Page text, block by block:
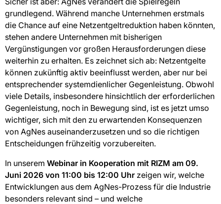
grundlegend. Während manche Unternehmen erstmals
die Chance auf eine Netzentgeltreduktion haben könnten,
stehen andere Unternehmen mit bisherigen
Vergünstigungen vor großen Herausforderungen diese
weiterhin zu erhalten. Es zeichnet sich ab: Netzentgelte
können zukünftig aktiv beeinflusst werden, aber nur bei
entsprechender systemdienlicher Gegenleistung. Obwohl
viele Details, insbesondere hinsichtlich der erforderlichen
Gegenleistung, noch in Bewegung sind, ist es jetzt umso
wichtiger, sich mit den zu erwartenden Konsequenzen
von AgNes auseinanderzusetzen und so die richtigen
Entscheidungen frühzeitig vorzubereiten.
In unserem Webinar in Kooperation mit RIZM am 09.
Juni 2026 von 11:00 bis 12:00 Uhr zeigen wir, welche
Entwicklungen aus dem AgNes-Prozess für die Industrie
besonders relevant sind – und welche